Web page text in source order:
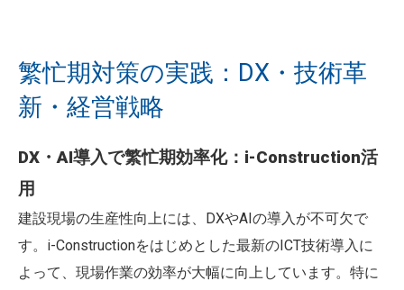
繁忙期対策の実践：DX・技術革
新・経営戦略
DX・AI導入で繁忙期効率化：i-Construction活
用
建設現場の生産性向上には、DXやAIの導入が不可欠で
す。i-Constructionをはじめとした最新のICT技術導入に
よって、現場作業の効率が大幅に向上しています。特に